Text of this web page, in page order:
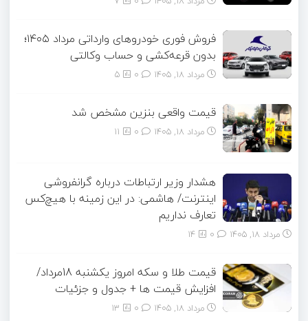
فروش فوری خودروهای وارداتی مرداد ۱۴۰۵؛
بدون قرعه‌کشی و حساب وکالتی
مرداد ۱۸, ۱۴۰۵ 5
قیمت واقعی بنزین مشخص شد
مرداد ۱۸, ۱۴۰۵ 11
هشدار وزیر ارتباطات درباره گرانفروشی
اینترنت/ هاشمی: در این زمینه با هیچ‌کس
تعارف نداریم
مرداد ۱۸, ۱۴۰۵ 14
قیمت طلا و سکه امروز یکشنبه 18مرداد/
افزایش قیمت ها + جدول و جزئیات
مرداد ۱۸, ۱۴۰۵ 13